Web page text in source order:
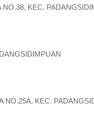
NO.38, KEC.
NO.25A, KEC.